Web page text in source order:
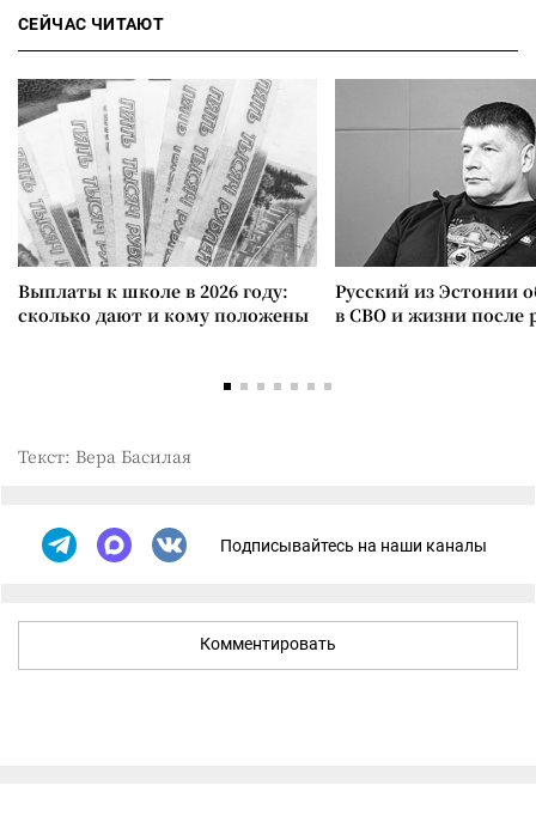
СЕЙЧАС ЧИТАЮТ
Выплаты к школе в 2026 году:
сколько дают и кому положены
Русский из Эстонии
в СВО и жизни после
Текст: Вера Басилая
Подписывайтесь на наши каналы
Комментировать